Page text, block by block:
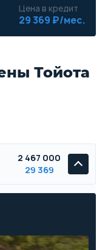
Цена в кредит
29 369 ₽/мес.
Тойота
2 467 000
29 369